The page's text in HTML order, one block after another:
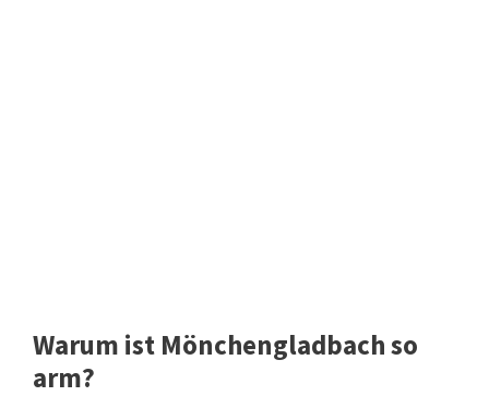
Warum ist Mönchengladbach so
arm?